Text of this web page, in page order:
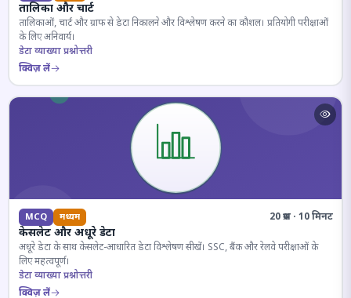
तालिका और चार्ट
तालिकाओं, चार्ट और ग्राफ से डेटा निकालने और विश्लेषण करने का कौशल। प्रतियोगी परीक्षाओं
के लिए अनिवार्य।
डेटा व्याख्या प्रश्नोत्तरी
क्विज़ लें
MCQ मध्यम 20 प्रश्न · 10 मिनट
केसलेट और अधूरे डेटा
अधूरे डेटा के साथ केसलेट-आधारित डेटा विश्लेषण सीखें। SSC, बैंक और रेलवे परीक्षाओं के
लिए महत्वपूर्ण।
डेटा व्याख्या प्रश्नोत्तरी
क्विज़ लें